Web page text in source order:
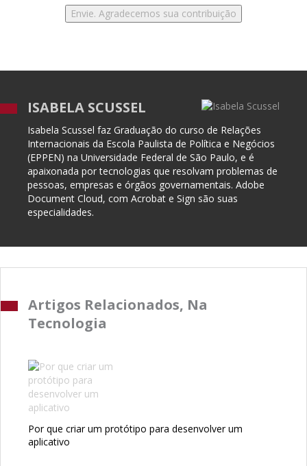
ISABELA SCUSSEL
Isabela Scussel faz Graduação do curso de Relações
Internacionais da Escola Paulista de Política e Negócios
(EPPEN) na Universidade Federal de São Paulo, e é
apaixonada por tecnologias que resolvam problemas de
pessoas, empresas e órgãos governamentais. Adobe
Document Cloud, com Acrobat e Sign são suas
especialidades.
Artigos Relacionados, Na
Tecnologia
Por que criar um protótipo para desenvolver um
aplicativo